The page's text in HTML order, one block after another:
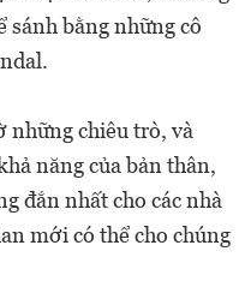
sánh bằng những cô
những chiêu trò, và
năng của bản thân,
đắn nhất cho các nhà
mới có thể cho chúng